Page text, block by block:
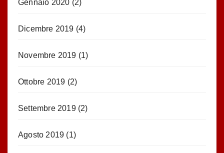
Gennaio 2020 (2)
Dicembre 2019 (4)
Novembre 2019 (1)
Ottobre 2019 (2)
Settembre 2019(2)
Agosto 2019 (1)